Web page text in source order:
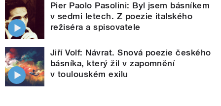
Pier Paolo Pasolini: Byl jsem básníkem
v sedmi letech. Z poezie italského
režiséra a spisovatele
Jiří Volf: Návrat. Snová poezie českého
básníka, který žil v zapomnění
v toulouském exilu